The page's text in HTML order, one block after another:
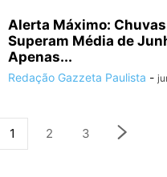
Alerta Máximo: Chuvas
Superam Média de
Apenas...
Redação Gazzeta Paulista -
1 2 3